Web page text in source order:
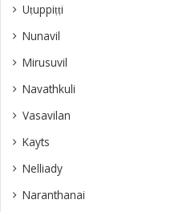
Uṭuppiṭṭi
Nunavil
Mirusuvil
Navathkuli
Vasavilan
Kayts
Nelliady
Naranthanai